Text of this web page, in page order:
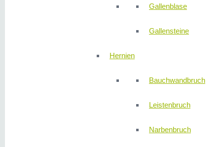
Gallenblase
Gallensteine
Hernien
Bauchwandbruch
Leistenbruch
Narbenbruch